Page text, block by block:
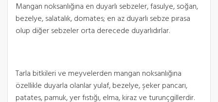
Mangan noksanlığına en duyarlı sebzeler, fasulye, soğan,
bezelye, salatalık, domates; en az duyarlı sebze pırasa
olup diğer sebzeler orta derecede duyarlıdırlar.
Tarla bitkileri ve meyvelerden mangan noksanlığına
özellikle duyarla olanlar yulaf, bezelye, şeker pancarı,
patates, pamuk, yer fıstığı, elma, kiraz ve turunçgillerdir.